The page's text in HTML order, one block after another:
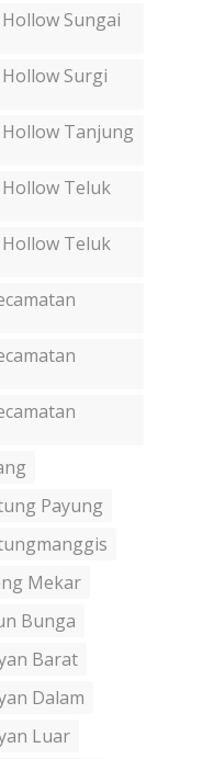
Sungai
Surgi
Hollow Tanjung
Hollow Teluk
Hollow Teluk
Payung
Mekar
Bunga
Barat
Dalam
Luar